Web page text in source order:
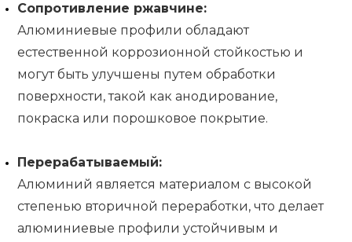
Сопротивление ржавчине:
Алюминиевые профили обладают
естественной коррозионной стойкостью и
могут быть улучшены путем обработки
поверхности, такой как анодирование,
покраска или порошковое покрытие.
Перерабатываемый:
Алюминий является материалом с высокой
степенью вторичной переработки, что делает
алюминиевые профили устойчивым и